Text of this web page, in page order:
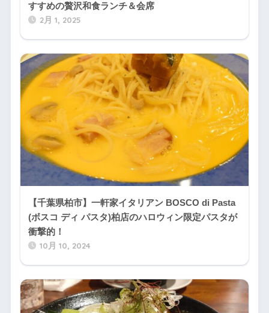
すすめの贅沢和食ランチ＆会席
2月 1, 2025
【千葉県柏市】一軒家イタリアン BOSCO di Pasta
(ボスコ ディ パスタ)柏店のハロウィン限定パスタが
衝撃的！
10月 10, 2024